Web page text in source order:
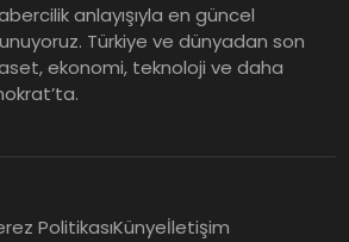
anlayışıyla en güncel
Türkiye ve dünyadan son
ekonomi, teknoloji ve daha
PolitikasıKünyeİletişim